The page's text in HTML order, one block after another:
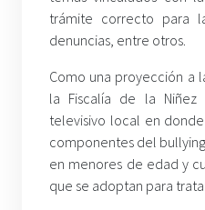
trámite correcto para
denuncias, entre otros.
Como una proyección a
la Fiscalía de la
televisivo local en
componentes del
en menores de edad y
que se adoptan para